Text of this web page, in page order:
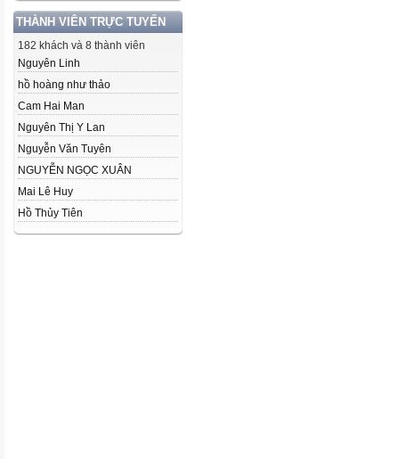
THÀNH VIÊN TRỰC TUYẾN
182 khách và 8 thành viên
Nguyên Linh
hồ hoàng như thảo
Cam Hai Man
Nguyên Thị Y Lan
Nguyễn Văn Tuyên
NGUYỄN NGỌC XUÂN
Mai Lê Huy
Hồ Thủy Tiên